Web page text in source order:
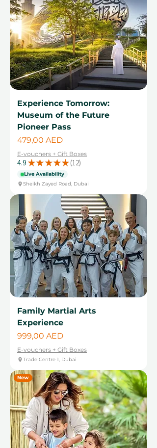
Experience Tomorrow:
Museum of the Future
Pioneer Pass
Cena
479,00 AED
E-vouchers + Gift Boxes
4.9 ★ ★ ★ ★ ★ 12
12
Live Availability
Sheikh Zayed Road, Dubai
Family Martial Arts
Experience
Cena
999,00 AED
E-vouchers + Gift Boxes
Trade Centre 1, Dubai
New